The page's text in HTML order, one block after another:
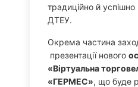
традиційно й успішно
ДТЕУ.
Окрема частина
презентації нового
«Віртуальна
«ГЕРМЕС», що буде